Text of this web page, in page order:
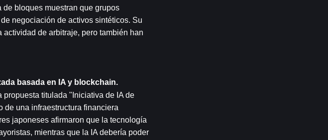
bloques muestran que grupos
negociación de activos sintéticos. Su
de arbitraje, pero también han
basada en IA y blockchain.
titulada "Iniciativa de IA de
de una infraestructura financiera
japoneses afirmaron que la tecnología
mientras que la IA debería poder